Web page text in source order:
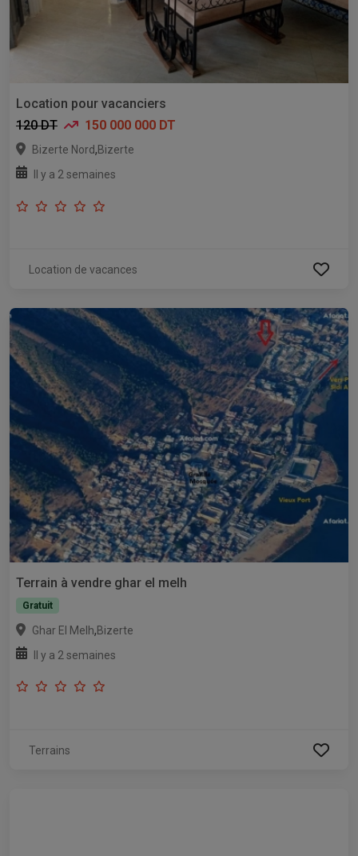
Location pour vacanciers
120 DT
150 000 000 DT
Bizerte Nord,Bizerte
Il y a 2 semaines
Location de vacances
Terrain à vendre ghar el melh
Gratuit
Ghar El Melh,Bizerte
Il y a 2 semaines
Terrains